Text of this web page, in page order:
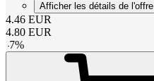
Afficher les détails de l'offre
4.46 EUR
4.80 EUR
-7%